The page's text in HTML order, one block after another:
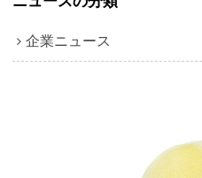
企業ニュース